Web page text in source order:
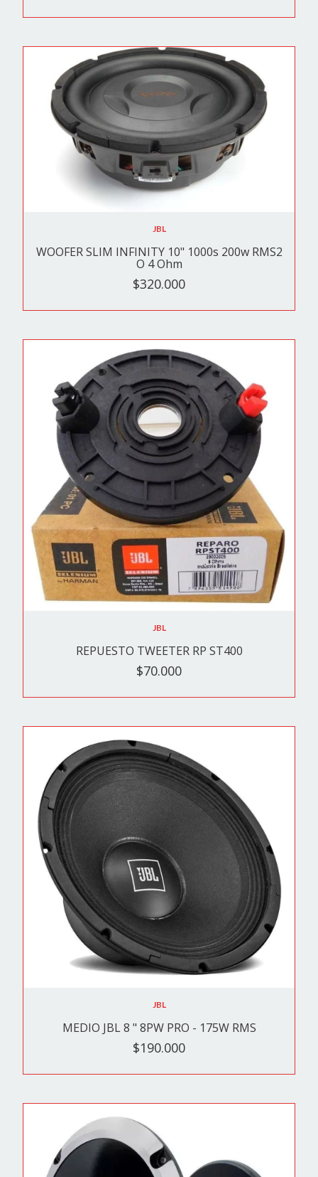
JBL
WOOFER SLIM INFINITY 10" 1000s 200w RMS2
O 4 Ohm
$320.000
JBL
REPUESTO TWEETER RP ST400
$70.000
JBL
MEDIO JBL 8 " 8PW PRO - 175W RMS
$190.000